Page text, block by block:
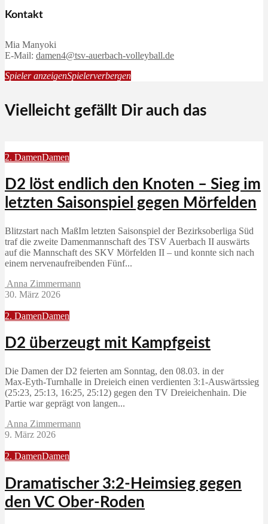
Kontakt
Mia Manyoki
E-Mail: damen4@tsv-auerbach-volleyball.de
Spieler anzeigenSpielerverbergen
Vielleicht gefällt Dir auch das
2. DamenDamen
D2 löst endlich den Knoten – Sieg im
letzten Saisonspiel gegen Mörfelden
Blitzstart nach MaßIm letzten Saisonspiel der Bezirksoberliga Süd
traf die zweite Damenmannschaft des TSV Auerbach II auswärts
auf die Mannschaft des SKV Mörfelden II – und konnte sich nach
einem nervenaufreibenden Fünf...
Anna Zimmermann
30. März 2026
2. DamenDamen
D2 überzeugt mit Kampfgeist
Die Damen der D2 feierten am Sonntag, den 08.03. in der
Max‑Eyth‑Turnhalle in Dreieich einen verdienten 3:1‑Auswärtssieg
(25:23, 25:13, 16:25, 25:12) gegen den TV Dreieichenhain. Die
Partie war geprägt von langen...
Anna Zimmermann
9. März 2026
2. DamenDamen
Dramatischer 3:2-Heimsieg gegen
den VC Ober-Roden